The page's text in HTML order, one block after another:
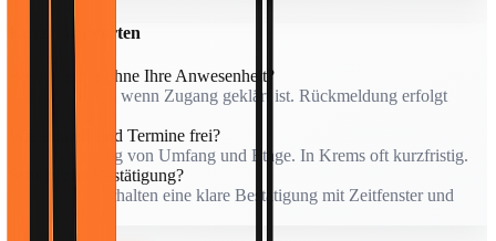
Kurze Antworten
Besichtigung ohne Ihre Anwesenheit?
Möglich, wenn Zugang geklärt ist. Rückmeldung erfolgt
Wie schnell sind Termine frei?
Abhängig von Umfang und Etage. In Krems oft kurzfristig.
Schriftliche Bestätigung?
Ja, Sie erhalten eine klare Bestätigung mit Zeitfenster und